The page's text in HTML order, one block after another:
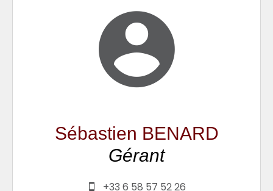
Sébastien BENARD
Gérant
+33 6 58 57 52 26